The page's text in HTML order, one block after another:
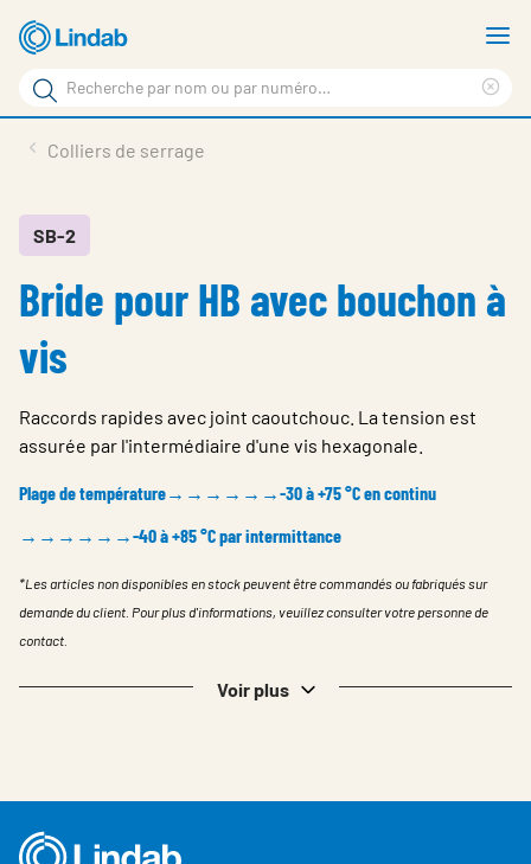
Aller
au
contenu
principal
Rechercher
Rechercher
sur
site
En vedette
À propos de Lindab
Identification
Choisir la langue
Switzerland - French
Colliers de serrage
SB-2
Bride pour HB avec bouchon à
vis
Raccords rapides avec joint caoutchouc. La tension est
assurée par l'intermédiaire d'une vis hexagonale.
Plage de température→→→→→→-30 à +75 °C en continu
→→→→→→-40 à +85 °C par intermittance
*Les articles non disponibles en stock peuvent être commandés ou fabriqués sur
demande du client. Pour plus d'informations, veuillez consulter votre personne de
contact.
Voir plus